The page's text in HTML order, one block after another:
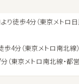
り徒歩4分（東京メトロ
4分（東京メトロ南北線）
（東京メトロ南北線・都